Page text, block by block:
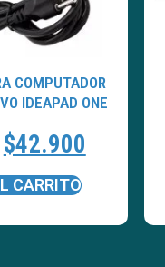
COMPUTADOR
IDEAPAD ONE
$42.900
CARRITO